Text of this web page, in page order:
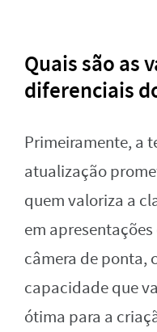
Quais são as
diferenciais
Primeiramente, a
atualização
quem valoriza a
em
câmera de ponta,
capacidade que
ótima para a